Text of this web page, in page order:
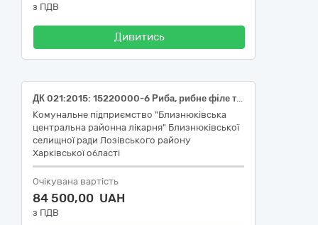
з ПДВ
Дивитись
ДК 021:2015: 15220000-6 Риба, рибне філе та інше м’ясо риби морожені (Філе товстолобика зі шкірою без луски с/м, 300-700г, ДСТУ 4379 (ДК 021:2015: 15221000-3 Морожена риба); Хек с/м, обезголовлений, 300-500г, ДСТУ 4378 (ДК 021:2015: 15221000-3 Морожена риба))
Комунальне підприємство "Близнюківська
центральна районна лікарня" Близнюківської
селищної ради Лозівського району
Харківської області
Очікувана вартість
84 500,00 UAH
з ПДВ